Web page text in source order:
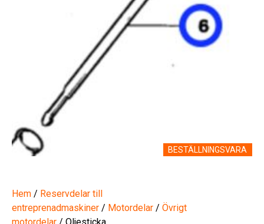
BESTÄLLNINGSVARA
Hem / Reservdelar till
entreprenadmaskiner / Motordelar / Övrigt
motordelar / Oljesticka